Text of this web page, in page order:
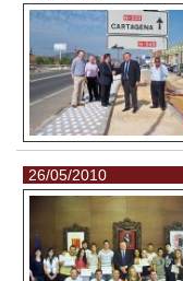
26/05/2010